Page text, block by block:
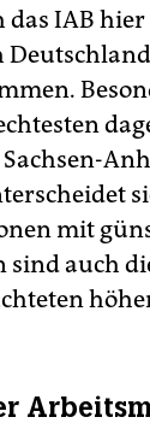
IAB
mit
auch